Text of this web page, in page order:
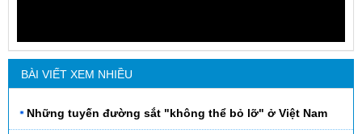
BÀI VIẾT XEM NHIỀU
Những tuyến đường sắt "không thể bỏ lỡ" ở Việt Nam